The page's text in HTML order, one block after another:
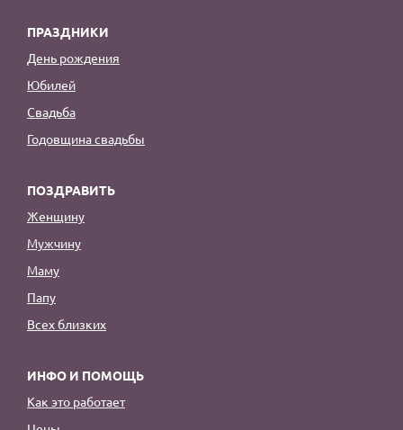
ПРАЗДНИКИ
День рождения
Юбилей
Свадьба
Годовщина свадьбы
ПОЗДРАВИТЬ
Женщину
Мужчину
Маму
Папу
Всех близких
ИНФО И ПОМОЩЬ
Как это работает